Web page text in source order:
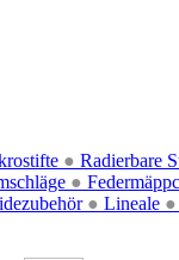
● Radierbare
●
● Lineale ●